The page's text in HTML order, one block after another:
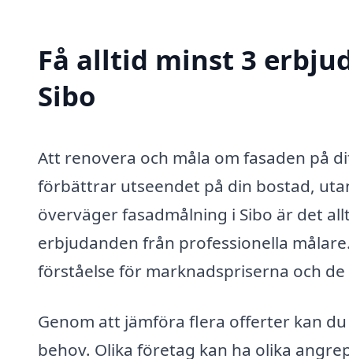
Få alltid minst 3
Sibo
Att renovera och måla om fasaden på
förbättrar utseendet på din bostad,
överväger fasadmålning i Sibo är det
erbjudanden från professionella
förståelse för marknadspriserna och
Genom att jämföra flera offerter kan
behov. Olika företag kan ha olika